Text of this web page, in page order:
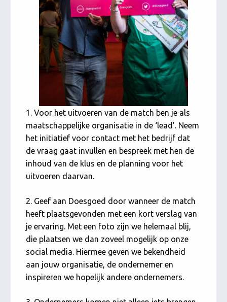
1. Voor het uitvoeren van de match ben je als
maatschappelijke organisatie in de ‘lead’. Neem
het initiatief voor contact met het bedrijf dat
de vraag gaat invullen en bespreek met hen de
inhoud van de klus en de planning voor het
uitvoeren daarvan.
2. Geef aan Doesgoed door wanneer de match
heeft plaatsgevonden met een kort verslag van
je ervaring. Met een foto zijn we helemaal blij,
die plaatsen we dan zoveel mogelijk op onze
social media. Hiermee geven we bekendheid
aan jouw organisatie, de ondernemer en
inspireren we hopelijk andere ondernemers.